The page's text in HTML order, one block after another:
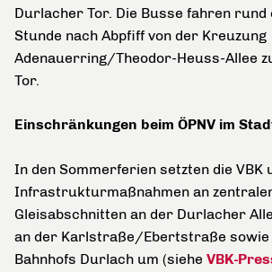
Durlacher Tor. Die Busse fahren rund
Stunde nach Abpfiff von der Kreuzung
Adenauerring/Theodor-Heuss-Allee
Tor.
Einschränkungen beim ÖPNV im
In den Sommerferien setzten die VBK
Infrastrukturmaßnahmen an
Gleisabschnitten an der Durlacher
an der Karlstraße/Ebertstraße sowie
Bahnhofs Durlach um (siehe VBK-